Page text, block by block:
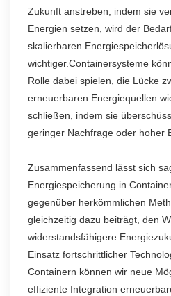
Zukunft anstreben, indem sie
Energien setzen, wird der
skalierbaren
wichtiger.Containersysteme
Rolle dabei spielen, die Lücke
erneuerbaren Energiequellen
schließen, indem sie
geringer Nachfrage oder hoher
Zusammenfassend lässt sich
Energiespeicherung in
gegenüber herkömmlichen
gleichzeitig dazu beiträgt, den
widerstandsfähigere
Einsatz fortschrittlicher
Containern können wir neue
effiziente Integration